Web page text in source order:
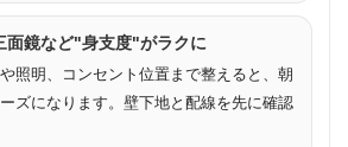
面鏡など"身支度"がラクに
照明、コンセント位置まで整えると、朝
ズになります。壁下地と配線を先に確認